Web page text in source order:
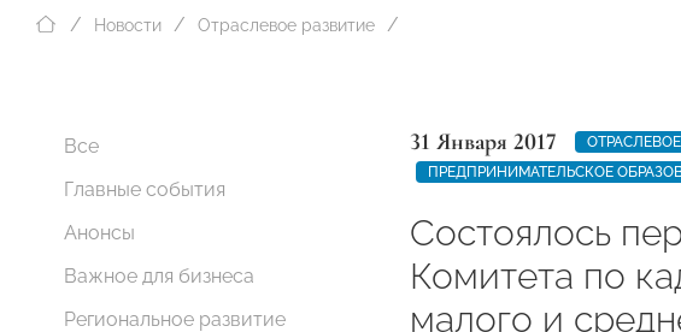
Новости Отраслевое развитие
Все
Главные события
Анонсы
Важное для бизнеса
Региональное развитие
31 Января 2017
ПРЕДПРИНИМАТЕЛЬСКОЕ
Состоялось
Комитета по
малого и